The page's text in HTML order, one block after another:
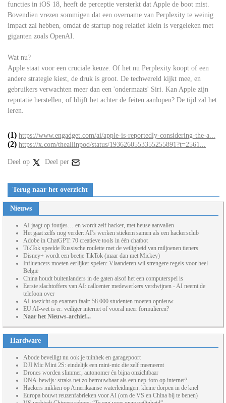
functies in iOS 18, heeft de perceptie versterkt dat Apple de boot mist.
Bovendien vrezen sommigen dat een overname van Perplexity te weinig
impact zal hebben, omdat de startup nog relatief klein is vergeleken met
giganten zoals OpenAI.
Wat nu?
Apple staat voor een cruciale keuze. Of het nu Perplexity koopt of een
andere strategie kiest, de druk is groot. De techwereld kijkt mee, en
gebruikers verwachten meer dan een 'ondermaats' Siri. Kan Apple zijn
reputatie herstellen, of blijft het achter de feiten aanlopen? De tijd zal het
leren.
(1) https://www.engadget.com/ai/apple-is-reportedly-considering-the-a...
(2) https://x.com/theallinpod/status/1936260553355255891?t=2561...
Deel op Deel per
Terug naar het overzicht
Nieuws
AI jaagt op foutjes… en wordt zelf hacker, met heuse aanvallen
Het gaat zelfs nog verder: AI’s werken stiekem samen als een hackersclub
Adobe in ChatGPT: 70 creatieve tools in één chatbot
TikTok speelde Russische roulette met de veiligheid van miljoenen tieners
Disney+ wordt een beetje TikTok (maar dan met Mickey)
Influencers moeten eerlijker spelen: Vlaanderen wil strengere regels voor heel
België
China houdt buitenlanders in de gaten alsof het een computerspel is
Eerste slachtoffers van AI: callcenter medewerkers verdwijnen - AI neemt de
telefoon over
AI-toezicht op examen faalt: 58.000 studenten moeten opnieuw
EU AI-wet is er: veiliger internet of vooral meer formulieren?
Naar het Nieuws-archief...
Hardware
Abode beveiligt nu ook je tuinhek en garagepoort
DJI Mic Mini 2S: eindelijk een mini-mic die zelf meeneemt
Drones worden slimmer, autonomer én bijna onzichtbaar
DNA-bewijs: straks net zo betrouwbaar als een nep-foto op internet?
Hackers mikken op Amerikaanse waterleidingen: kleine dorpen in de knel
Europa bouwt reuzenfabrieken voor AI (om de VS en China bij te benen)